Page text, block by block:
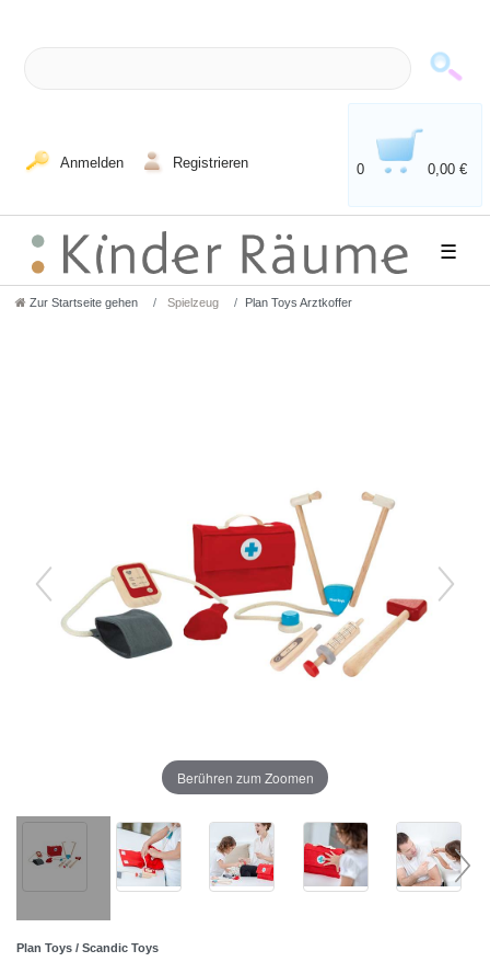
Anmelden Registrieren 0 0,00 €
☰
Zur Startseite gehen Spielzeug Plan Toys Arztkoffer
Berühren zum Zoomen
Plan Toys / Scandic Toys